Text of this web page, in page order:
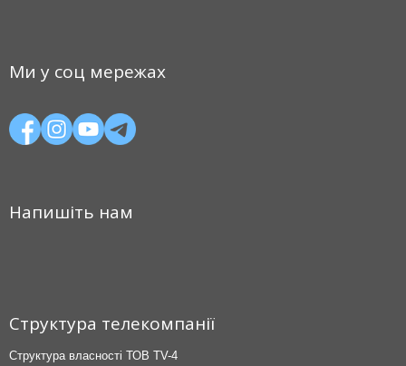
Ми у соц мережах
Напишіть нам
Структура телекомпанії
Структура власності ТОВ TV-4